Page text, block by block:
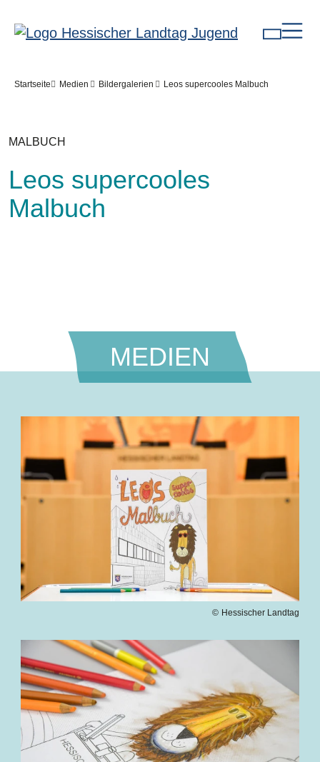
Pfadnavigation
Startseite Medien Bildergalerien Leos supercooles Malbuch
MALBUCH
Leos supercooles
Malbuch
MEDIEN
Hessischer Landtag
Bilddatei